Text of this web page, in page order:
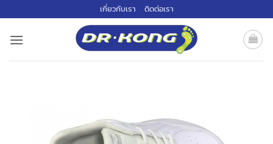
ไป
เกี่ยวกับเรา ติดต่อเรา